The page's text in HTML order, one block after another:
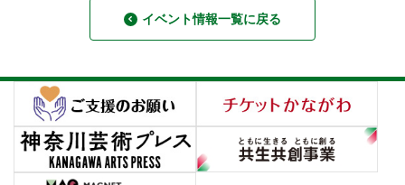
イベント情報一覧に戻る